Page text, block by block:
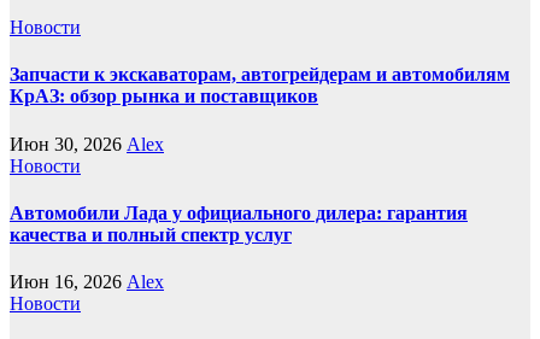
Новости
Запчасти к экскаваторам, автогрейдерам и автомобилям
КрАЗ: обзор рынка и поставщиков
Июн 30, 2026 Alex
Новости
Автомобили Лада у официального дилера: гарантия
качества и полный спектр услуг
Июн 16, 2026 Alex
Новости